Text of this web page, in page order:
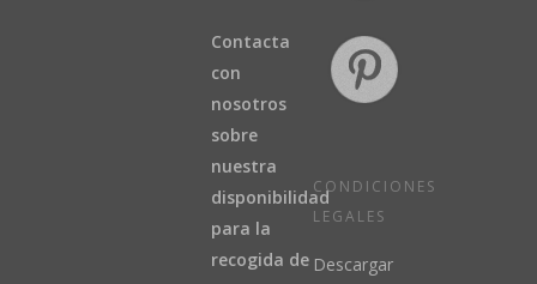
Contacta
con
nosotros
sobre
nuestra
disponibilidad
para la
recogida de
CONDICIONES
LEGALES
Descargar